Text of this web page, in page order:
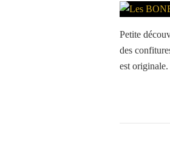
Petite
des
est originale.